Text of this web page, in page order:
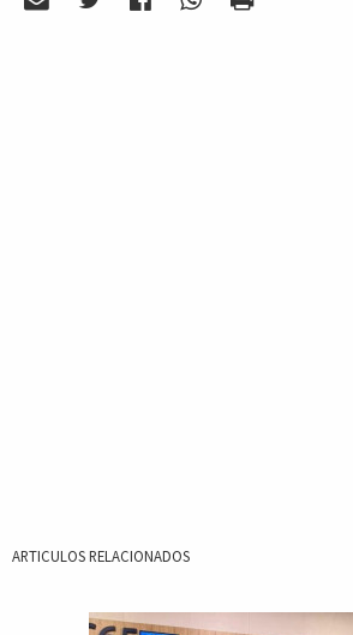
ARTICULOS RELACIONADOS